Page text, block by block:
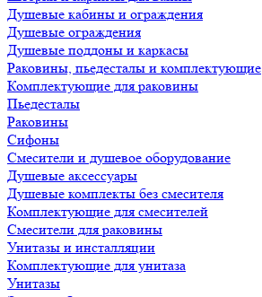
Душевые кабины и ограждения
Душевые ограждения
Душевые поддоны и каркасы
Раковины, пьедесталы и комплектующие
Комплектующие для раковины
Пьедесталы
Раковины
Сифоны
Смесители и душевое оборудование
Душевые аксессуары
Душевые комплекты без смесителя
Комплектующие для смесителей
Смесители для раковины
Унитазы и инсталляции
Комплектующие для унитаза
Унитазы